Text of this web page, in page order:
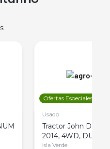
Ofertas Especiales
Usado
Tractor John Deere
2014, 4WD, DUAL
Isla Verde